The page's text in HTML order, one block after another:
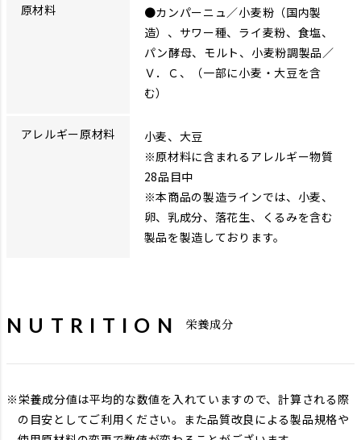
原材料
●カンパーニュ／小麦粉（国内製
造）、サワー種、ライ麦粉、食塩、
パン酵母、モルト、小麦粉調製品／
Ｖ．Ｃ、（一部に小麦・大豆を含
む）
アレルギー原材料
小麦、大豆
※原材料に含まれるアレルギー物質
28品目中
※本商品の製造ラインでは、小麦、
卵、乳成分、落花生、くるみを含む
製品を製造しております。
NUTRITION 栄養成分
栄養成分値は平均的な数値を入れていますので、計算される際
の目安としてご利用ください。また品質改良による製品規格や